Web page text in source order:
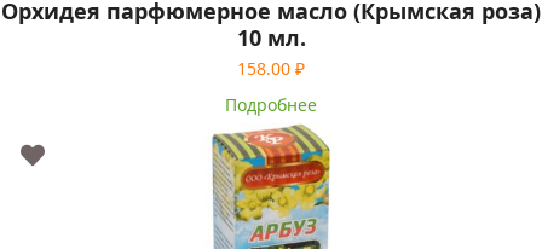
Орхидея парфюмерное масло (Крымская роза)
10 мл.
158.00 ₽
Подробнее